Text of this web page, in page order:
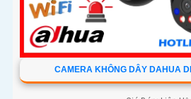
CAMERA KHÔNG DÂY DAHUA